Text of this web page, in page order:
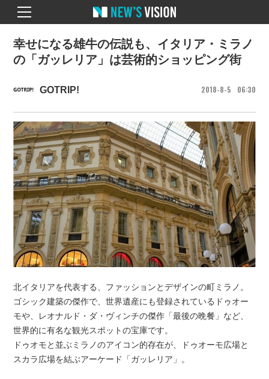
GOTRIP! 2018 8 5 06 30
幸せになる雄牛の伝説も、イタリア・ミラノ
の「ガッレリア」は芸術的ショッピング街
北イタリアを代表する、ファッションとデザインの町ミラノ。
ゴシック建築の傑作で、世界遺産にも登録されているドゥオー
モや、レオナルド・ダ・ヴィンチの傑作「最後の晩餐」など、
世界的に有名な観光スポットの宝庫です。
ドゥオモと並ぶミラノのアイコン的存在が、ドゥオーモ広場と
スカラ広場を結ぶアーケード「ガッレリア」。